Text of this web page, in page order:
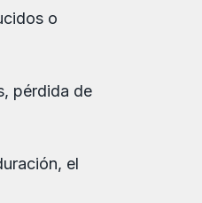
o
pérdida de
el